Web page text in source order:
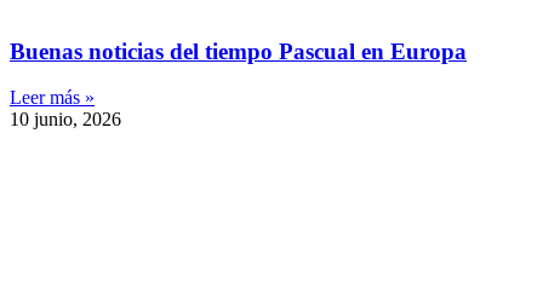
Buenas noticias del tiempo Pascual en Europa
Leer más »
10 junio, 2026